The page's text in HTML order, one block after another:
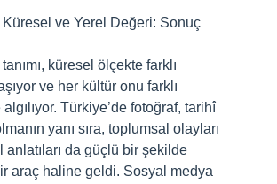
Küresel ve Yerel Değeri: Sonuç
küresel ölçekte farklı
ve her kültür onu farklı
Türkiye’de fotoğraf, tarihî
yanı sıra, toplumsal olayları
anlatıları da güçlü bir şekilde
araç haline geldi. Sosyal medya